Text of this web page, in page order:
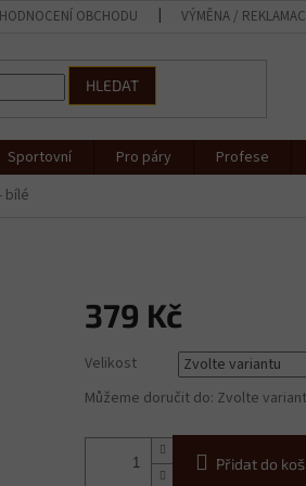
HODNOCENÍ OBCHODU VÝMĚNA /
HLEDAT
Sportovní Pro páry Profese
bílé
379 Kč
cena:
Velikost
Můžeme doručit do: Zvolte
Přidat do